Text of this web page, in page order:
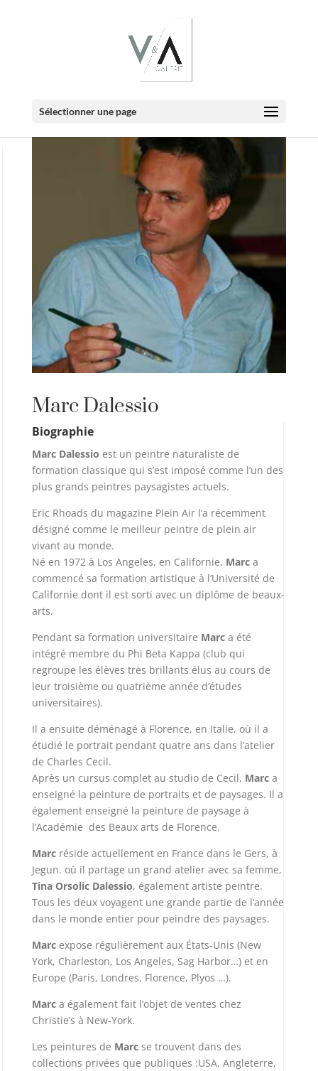
Sélectionner une page
Marc Dalessio
Marc Dalessio
Biographie
Marc Dalessio est un peintre naturaliste de
formation classique qui s’est imposé comme l’un des
plus grands peintres paysagistes actuels.
Eric Rhoads du magazine Plein Air l’a récemment
désigné comme le meilleur peintre de plein air
vivant au monde.
Né en 1972 à Los Angeles, en Californie, Marca
commencé sa formation artistique à l’Université de
Californie dont il est sorti avec un diplôme de beaux-
arts.
Pendant sa formation universitaire Marca été
intégré membre du Phi Beta Kappa (club qui
regroupe les élèves très brillants élus au cours de
leur troisième ou quatrième année d’études
universitaires).
Il a ensuite déménagé à Florence, en Italie, où il a
étudié le portrait pendant quatre ans dans l’atelier
de Charles Cecil.
Après un cursus complet au studio de Cecil, Marca
enseigné la peinture de portraits et de paysages. Il a
également enseigné la peinture de paysage à
l’Académie des Beaux arts de Florence.
Marcréside actuellement en France dans le Gers, à
Jegun. où il partage un grand atelier avec sa femme,
Tina Orsolic Dalessio, également artiste peintre.
Tous les deux voyagent une grande partie de l’année
dans le monde entier pour peindre des paysages.
Marcexpose régulièrement aux États-Unis (New
York, Charleston, Los Angeles, Sag Harbor…) et en
Europe (Paris, Londres, Florence, Plyos …).
Marca également fait l’objet de ventes chez
Christie’s à New-York.
Les peintures de Marcse trouvent dans des
collections privées que publiques :USA, Angleterre,